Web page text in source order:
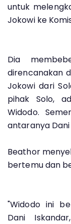
untuk
Jokowi ke
Dia
direncanakan
Jokowi dari
pihak Solo,
Widodo.
antaranya Dani
Beathor
bertemu dan
"Widodo ini
Dani